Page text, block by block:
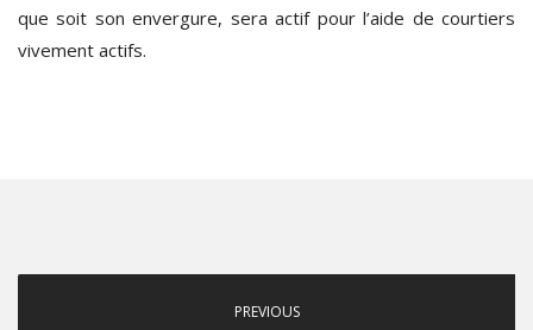
que soit son envergure, sera actif pour l’aide de courtiers
vivement actifs.
PREVIOUS